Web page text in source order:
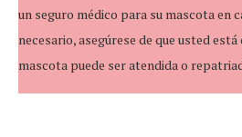
un seguro médico para su mascota en
necesario, asegúrese de que usted
mascota puede ser atendida o